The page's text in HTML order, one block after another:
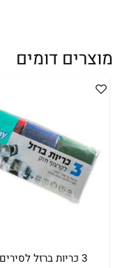
מוצרים דומים
3 כריות ברזל לסירים ועוד